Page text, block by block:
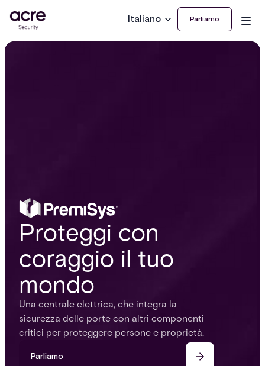
Italiano Parliamo
Proteggi con
coraggio il tuo
mondo
Una centrale elettrica, che integra la
sicurezza delle porte con altri componenti
critici per proteggere persone e proprietà.
Parliamo